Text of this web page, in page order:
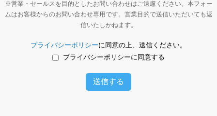
※営業・セールスを目的としたお問い合わせはご遠慮ください。本フォー
ムはお客様からのお問い合わせ専用です。営業目的で送信いただいても返
信いたしかねます。
プライバシーポリシーに同意の上、送信ください。
プライバシーポリシーに同意する